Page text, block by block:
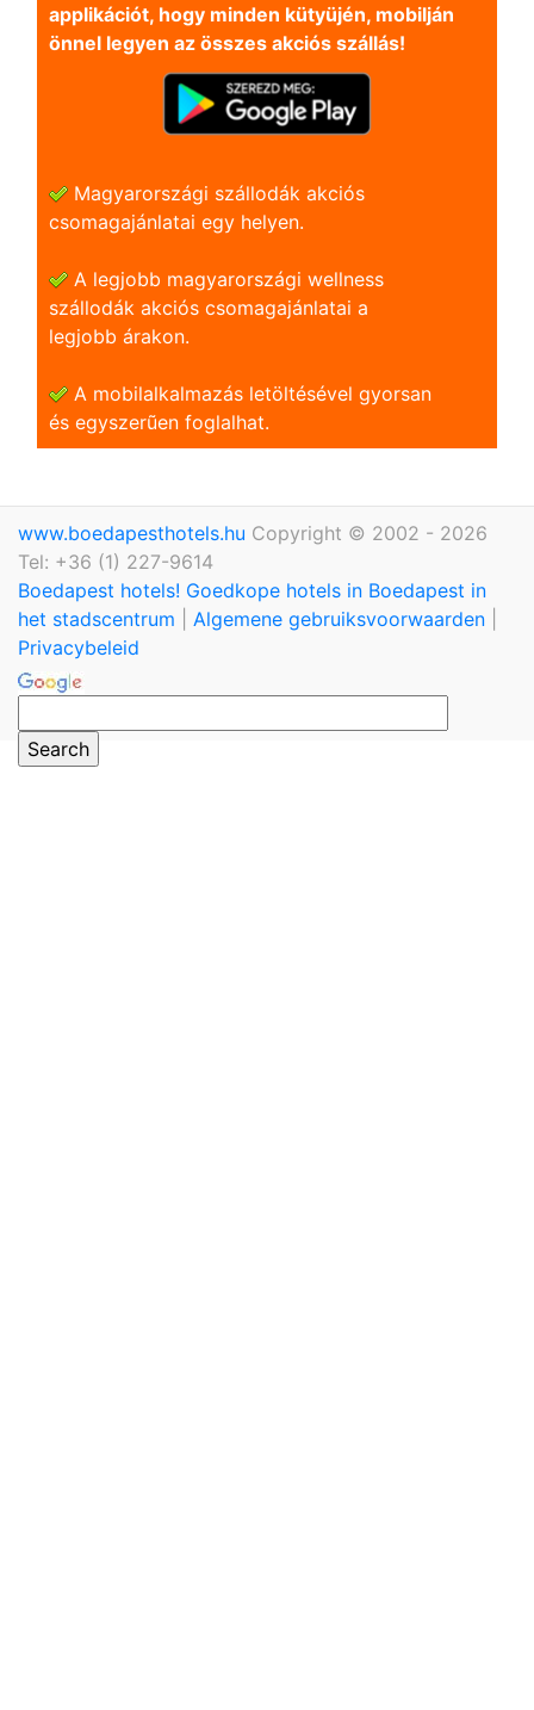
applikációt, hogy minden kütyüjén, mobilján
önnel legyen az összes akciós szállás!
Magyarországi szállodák akciós
csomagajánlatai egy helyen.
A legjobb magyarországi wellness
szállodák akciós csomagajánlatai a
legjobb árakon.
A mobilalkalmazás letöltésével gyorsan
és egyszerũen foglalhat.
www.boedapesthotels.hu Copyright © 2002 - 2026
Tel: +36 (1) 227-9614
Boedapest hotels! Goedkope hotels in Boedapest in
het stadscentrum
Algemene gebruiksvoorwaarden
Privacybeleid